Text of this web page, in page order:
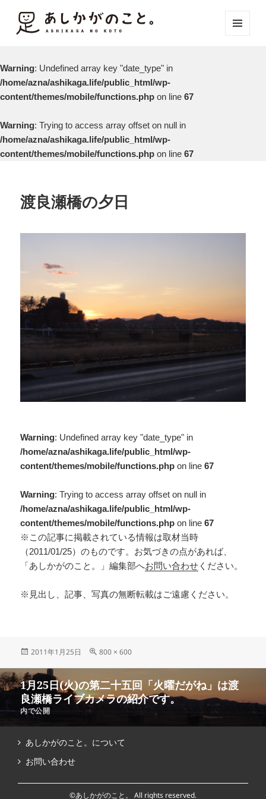
Warning: Undefined array key "date_type" in
/home/azna/ashikaga.life/public_html/wp-
content/themes/mobile/functions.php on line 67
Warning: Trying to access array offset on null in
/home/azna/ashikaga.life/public_html/wp-
content/themes/mobile/functions.php on line 67
渡良瀬橋の夕日
Warning: Undefined array key "date_type" in
/home/azna/ashikaga.life/public_html/wp-
content/themes/mobile/functions.php on line67
Warning: Trying to access array offset on null in
/home/azna/ashikaga.life/public_html/wp-
content/themes/mobile/functions.php on line67
※この記事に掲載されている情報は取材当時
（2011/01/25）のものです。お気づきの点があれば、
「あしかがのこと。」編集部へお問い合わせ ください。
※見出し、記事、写真の無断転載はご遠慮ください。
2011年1月25日 800 × 600
1月25日(火)の第二十五回「火曜だがね」は渡
良瀬橋ライブカメラの紹介です。
内で公開
あしかがのこと。について
お問い合わせ
©あしかがのこと。 All rights reserved.